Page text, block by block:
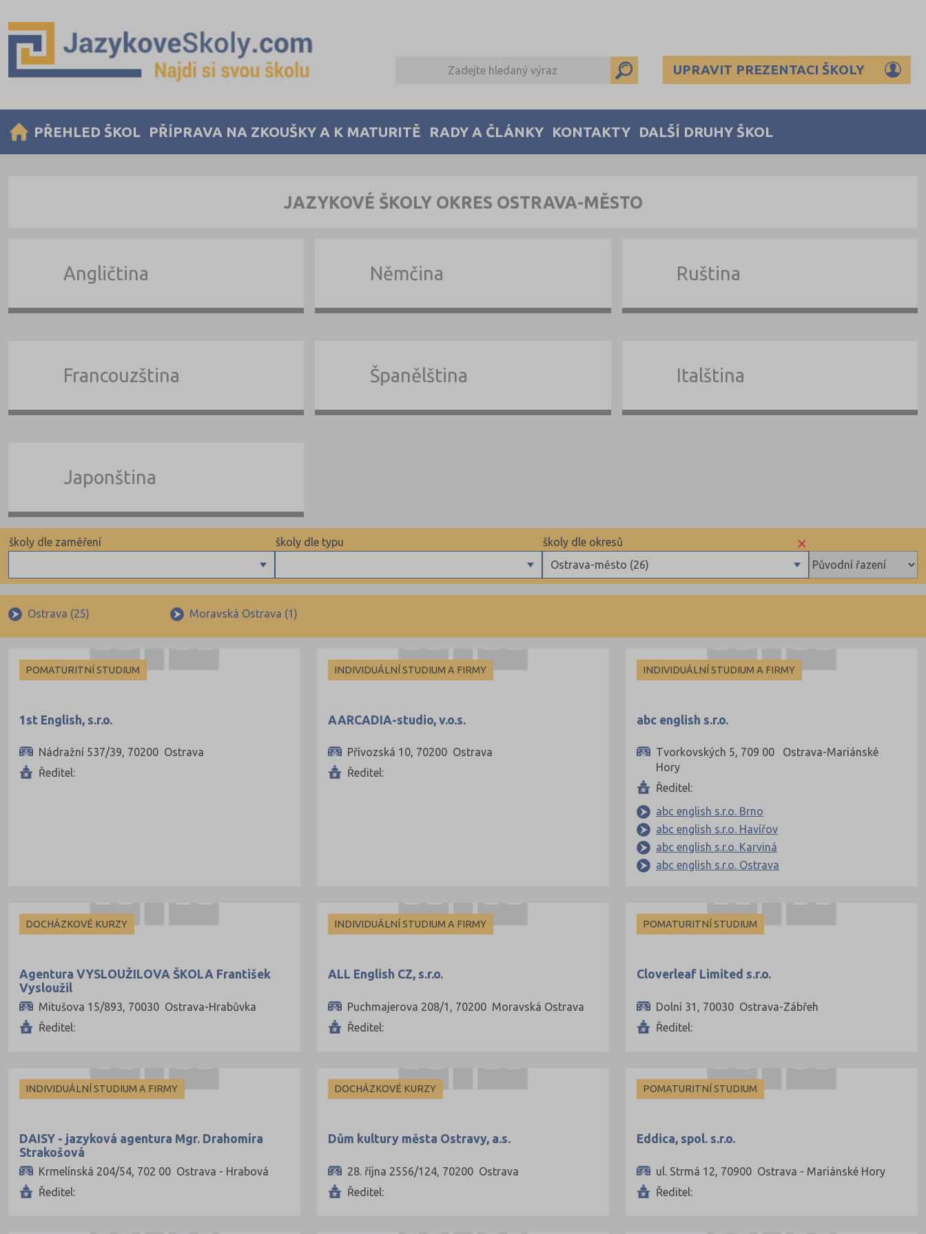
UPRAVIT PREZENTACI ŠKOLY
PŘEHLED ŠKOL PŘÍPRAVA NA ZKOUŠKY A K MATURITĚ RADY A ČLÁNKY KONTAKTY DALŠÍ DRUHY ŠKOL
JAZYKOVÉ ŠKOLY OKRES OSTRAVA-MĚSTO
Angličtina Němčina Ruština
Francouzština Španělština Italština
Japonština
×
Ostrava-město (26)
školy dle okresů
Blansko (5)
Jeseník (1)
Jindřichův Hradec (3)
školy dle typu
Docházkové
Individuální
školy dle zaměření
Němčina
Ruština
Francouzština
Španělština
Japonština
Ostrava (25) Moravská Ostrava (1)
POMATURITNÍ STUDIUM
1st English, s.r.o.
Nádražní 537/39, 70200 Ostrava
Ředitel:
INDIVIDUÁLNÍ STUDIUM A FIRMY
AARCADIA-studio, v.o.s.
Přívozská 10, 70200 Ostrava
Ředitel:
INDIVIDUÁLNÍ STUDIUM A FIRMY
abc english s.r.o.
Tvorkovských 5, 709 00 Ostrava-Mariánské
Hory
Ředitel:
abc english s.r.o. Brno
abc english s.r.o. Havířov
abc english s.r.o. Karviná
abc english s.r.o. Ostrava
DOCHÁZKOVÉ KURZY
Agentura VYSLOUŽILOVA ŠKOLA František
Vysloužil
Mitušova 15/893, 70030 Ostrava-Hrabůvka
Ředitel:
INDIVIDUÁLNÍ STUDIUM A FIRMY
ALL English CZ, s.r.o.
Puchmajerova 208/1, 70200 Moravská Ostrava
Ředitel:
POMATURITNÍ STUDIUM
Cloverleaf Limited s.r.o.
Dolní 31, 70030 Ostrava-Zábřeh
Ředitel:
INDIVIDUÁLNÍ STUDIUM A FIRMY
DAISY - jazyková agentura Mgr. Drahomíra
Strakošová
Krmelínská 204/54, 702 00 Ostrava - Hrabová
Ředitel:
DOCHÁZKOVÉ KURZY
Dům kultury města Ostravy, a.s.
28. října 2556/124, 70200 Ostrava
Ředitel:
POMATURITNÍ STUDIUM
Eddica, spol. s.r.o.
ul. Strmá 12, 70900 Ostrava - Mariánské Hory
Ředitel: